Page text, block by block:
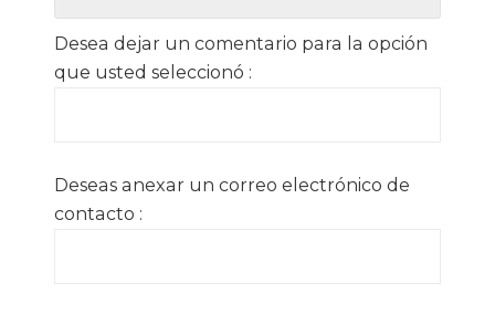
Desea dejar un comentario para la opción
que usted seleccionó :
Deseas anexar un correo electrónico de
contacto :